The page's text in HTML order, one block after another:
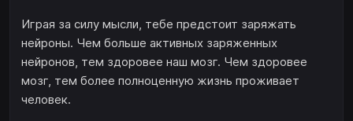
Играя за силу мысли, тебе предстоит заряжать
нейроны. Чем больше активных заряженных
нейронов, тем здоровее наш мозг. Чем здоровее
мозг, тем более полноценную жизнь проживает
человек.